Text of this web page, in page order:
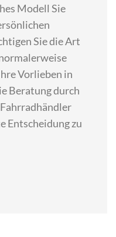
Modell Sie
Sie die Art
Vorlieben in
Beratung durch
Entscheidung zu